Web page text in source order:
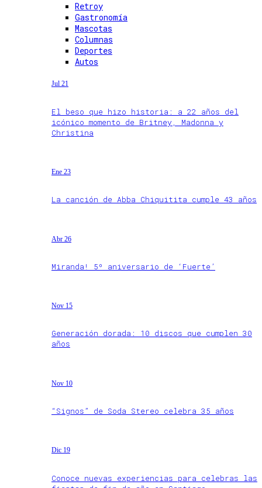
Retroy
Gastronomía
Mascotas
Columnas
Deportes
Autos
Jul 21
El beso que hizo historia: a 22 años del
icónico momento de Britney, Madonna y
Christina
Ene 23
La canción de Abba Chiquitita cumple 43 años
Abr 26
Miranda! 5º aniversario de ‘Fuerte’
Nov 15
Generación dorada: 10 discos que cumplen 30
años
Nov 10
“Signos” de Soda Stereo celebra 35 años
Dic 19
Conoce nuevas experiencias para celebras las